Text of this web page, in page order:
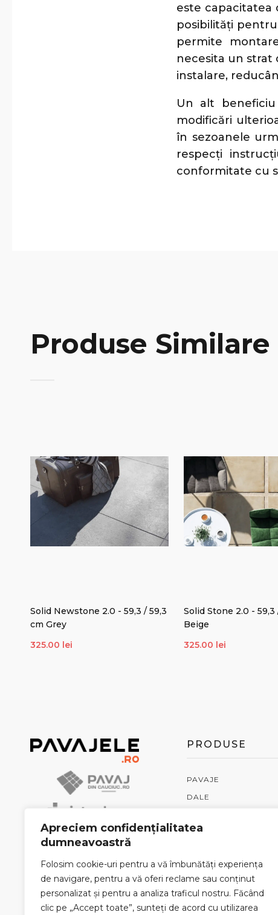
Apreciem confidențialitatea
dumneavoastră
Folosim cookie-uri pentru a vă îmbunătăți experiența
de navigare, pentru a vă oferi reclame sau conținut
personalizat și pentru a analiza traficul nostru. Făcând
clic pe „Accept toate”, sunteți de acord cu utilizarea
este capacitatea
posibilități
permite
necesita un strat
instalare,
Un alt
modificări
în sezoanele
respecți
conformitate cu
Produse Similare
Solid Newstone 2.0 - 59,3 / 59,3
cm Grey
325.00 lei
Solid Stone 2.0 - 59,3
Beige
325.00 lei
PRODUSE
PAVAJE
DALE
RIGOLE
PIATRĂ NATURALĂ
PENTER